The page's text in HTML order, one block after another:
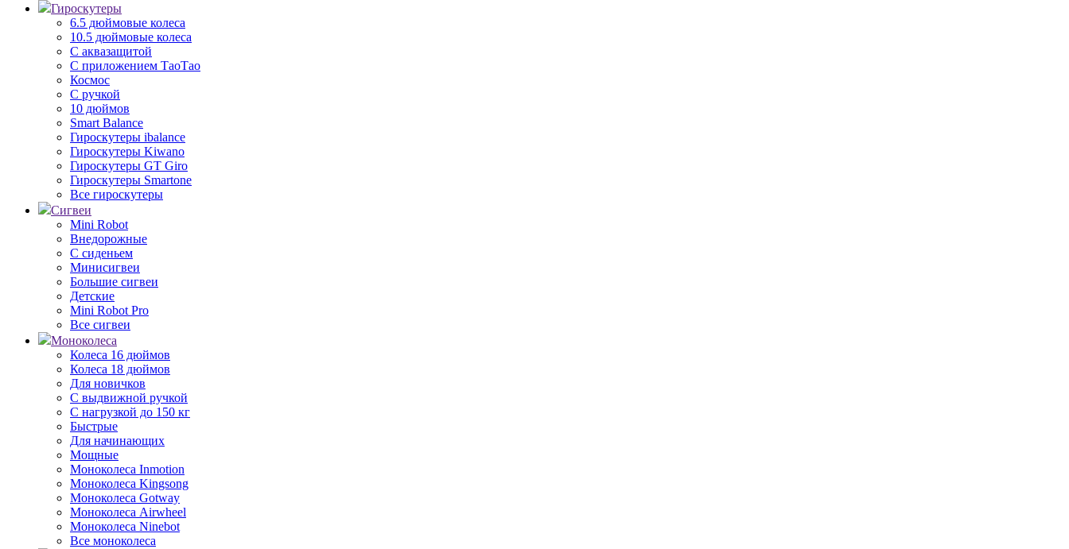
Гироскутеры
6.5 дюймовые колеса
10.5 дюймовые колеса
С аквазащитой
С приложением ТаоТао
Космос
С ручкой
10 дюймов
Smart Balance
Гироскутеры ibalance
Гироскутеры Kiwano
Гироскутеры GT Giro
Гироскутеры Smartone
Все гироскутеры
Сигвеи
Mini Robot
Внедорожные
С сиденьем
Минисигвеи
Большие сигвеи
Детские
Mini Robot Pro
Все сигвеи
Моноколеса
Колеса 16 дюймов
Колеса 18 дюймов
Для новичков
С выдвижной ручкой
С нагрузкой до 150 кг
Быстрые
Для начинающих
Мощные
Моноколеса Inmotion
Моноколеса Kingsong
Моноколеса Gotway
Моноколеса Airwheel
Моноколеса Ninebot
Все моноколеса